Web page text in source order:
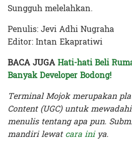
Sungguh melelahkan.
Penulis: Jevi Adhi Nugraha
Editor: Intan Ekapratiwi
BACA JUGAHati-hati Beli
Banyak Developer Bodong!
Terminal Mojok merupakan
Content (UGC) untuk
menulis tentang apa pun.
mandiri lewatcara iniya.